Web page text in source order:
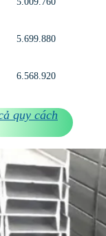
5.699.880
6.568.920
quy cách